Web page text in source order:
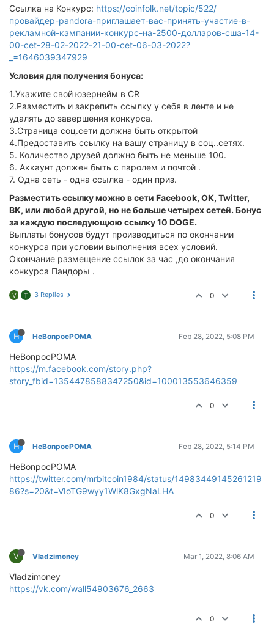
Ссылка на Конкурс: https://coinfolk.net/topic/522/
провайдер-pandora-приглашает-вас-принять-участие-в-
рекламной-кампании-конкурс-на-2500-долларов-сша-14-
00-cet-28-02-2022-21-00-cet-06-03-2022?
_=1646039347929
Условия для получения бонуса:
1.Укажите свой юзернейм в CR
2.Разместить и закрепить ссылку у себя в ленте и не
удалять до завершения конкурса.
3.Страница соц.сети должна быть открытой
4.Предоставить ссылку на вашу страницу в соц..сетях.
5. Количество друзей должно быть не меньше 100.
6. Аккаунт должен быть с паролем и почтой .
7. Одна сеть - одна ссылка - один приз.
Разместить ссылку можно в сети Facebook, ОК, Twitter,
ВК, или любой другой, но не больше четырех сетей. Бонус
за каждую последующюю ссылку 10 DOGE.
Выплаты бонусов будут производиться по окончании
конкурса при условии выполнения всех условий.
Окончание размещение ссылок за час ,до окончания
конкурса Пандоры .
V T 3 Replies 0
H HeBonpocPOMA Feb 28, 2022, 5:08 PM
HeBonpocPOMA
https://m.facebook.com/story.php?
story_fbid=1354478588347250&id=100013553646359
0
H HeBonpocPOMA Feb 28, 2022, 5:14 PM
HeBonpocPOMA
https://twitter.com/mrbitcoin1984/status/14983449145261219
86?s=20&t=VIoTG9wyy1WlK8GxgNaLHA
0
V Vladzimoney Mar 1, 2022, 8:06 AM
Vladzimoney
https://vk.com/wall54903676_2663
0